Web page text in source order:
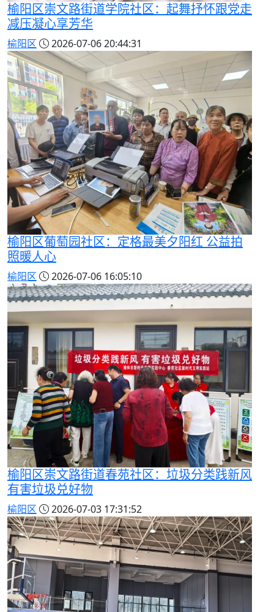
榆阳区崇文路街道学院社区：起舞抒怀跟党走
减压凝心享芳华
榆阳区 2026-07-06 20:44:31
榆阳区葡萄园社区：定格最美夕阳红 公益拍
照暖人心
榆阳区 2026-07-06 16:05:10
榆阳区崇文路街道春苑社区：垃圾分类践新风
有害垃圾兑好物
榆阳区 2026-07-03 17:31:52